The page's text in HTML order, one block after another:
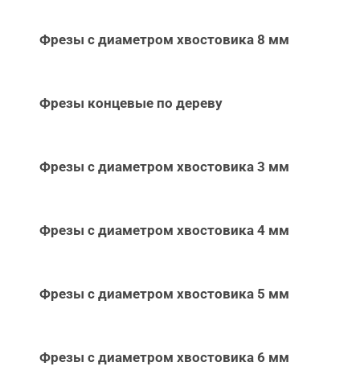
Фрезы с диаметром хвостовика 8 мм
Фрезы концевые по дереву
Фрезы с диаметром хвостовика 3 мм
Фрезы с диаметром хвостовика 4 мм
Фрезы с диаметром хвостовика 5 мм
Фрезы с диаметром хвостовика 6 мм